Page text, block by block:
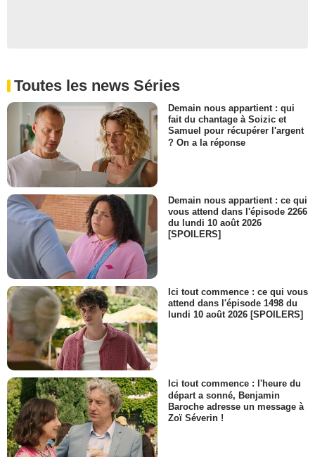
Toutes les news Séries
Demain nous appartient : qui
fait du chantage à Soizic et
Samuel pour récupérer l'argent
? On a la réponse
Demain nous appartient : ce qui
vous attend dans l'épisode 2266
du lundi 10 août 2026
[SPOILERS]
Ici tout commence : ce qui vous
attend dans l'épisode 1498 du
lundi 10 août 2026 [SPOILERS]
Ici tout commence : l'heure du
départ a sonné, Benjamin
Baroche adresse un message à
Zoï Séverin !